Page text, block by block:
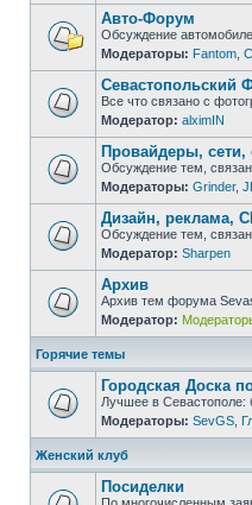
непрочитанных
сообщений
Нет
непрочитанных
сообщений
Авто-Форум
Обсуждение
Модераторы: Fantom
Нет
непрочитанных
сообщений
Севастопольский
Все что связано с
Модератор: alximIN
Нет
непрочитанных
сообщений
Провайдеры, сети,
Обсуждение тем,
Модераторы: Grinder,
Нет
непрочитанных
сообщений
Дизайн, реклама,
Обсуждение тем,
Модератор: Sharpen
Нет
непрочитанных
сообщений
Архив
Архив тем форума
Модератор:
Горячие темы
Нет
непрочитанных
сообщений
Городская Доска
Лучшее в Севастополе:
Модераторы: SevGS
Женский клуб
Посиделки